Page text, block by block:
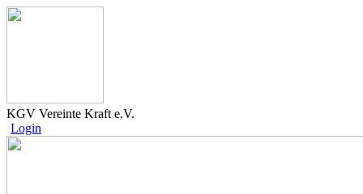
KGV Vereinte Kraft e.V.
Login